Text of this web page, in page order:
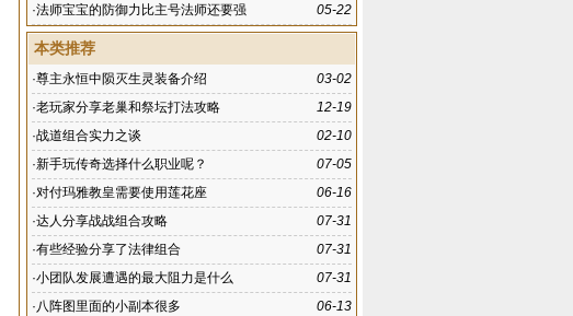
不错的打装备之地
05-22
·法师宝宝的防御力比主号法师还要强
本类推荐
03-02
·尊主永恒中陨灭生灵装备介绍
12-19
·老玩家分享老巢和祭坛打法攻略
02-10
·战道组合实力之谈
07-05
·新手玩传奇选择什么职业呢？
06-16
·对付玛雅教皇需要使用莲花座
07-31
·达人分享战战组合攻略
07-31
·有些经验分享了法律组合
07-31
·小团队发展遭遇的最大阻力是什么
06-13
·八阵图里面的小副本很多